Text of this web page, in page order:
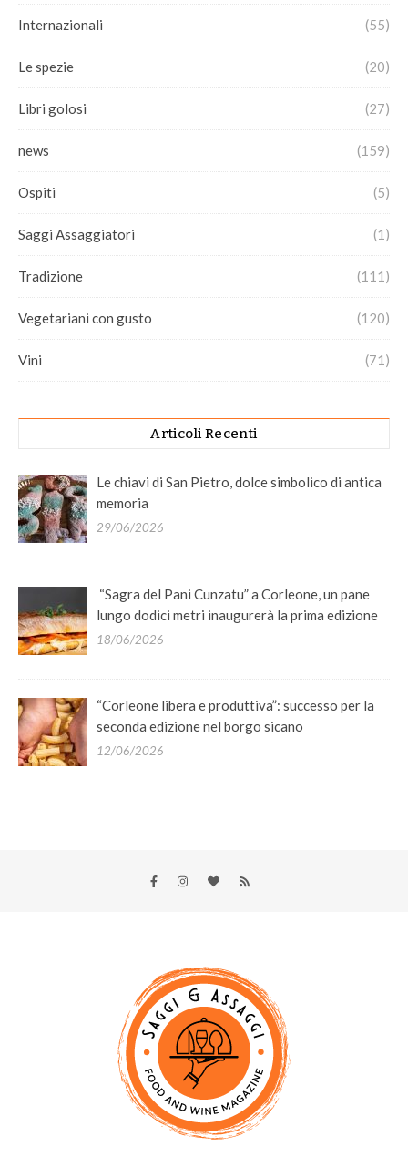
Internazionali (55)
Le spezie (20)
Libri golosi (27)
news (159)
Ospiti (5)
Saggi Assaggiatori (1)
Tradizione (111)
Vegetariani con gusto (120)
Vini (71)
Articoli Recenti
Le chiavi di San Pietro, dolce simbolico di antica
memoria
29/06/2026
“Sagra del Pani Cunzatu” a Corleone, un pane
lungo dodici metri inaugurerà la prima edizione
18/06/2026
“Corleone libera e produttiva”: successo per la
seconda edizione nel borgo sicano
12/06/2026